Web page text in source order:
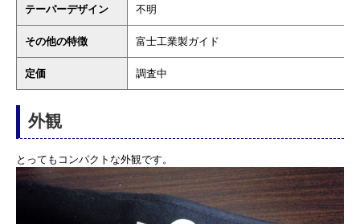
テーパーデザイン 不明
その他の特徴 富士工業製ガイド
定価 調査中
外観
とってもコンパクトな外観です。